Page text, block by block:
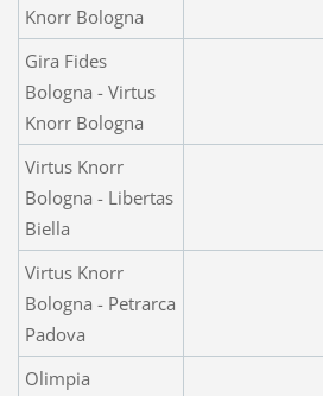
Knorr Bologna
Gira Fides
Bologna - Virtus
Knorr Bologna
Virtus Knorr
Bologna - Libertas
Biella
Virtus Knorr
Bologna - Petrarca
Padova
Olimpia